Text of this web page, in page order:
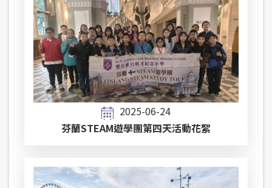
2025-06-24
芬蘭STEAM遊學團第四天活動花絮